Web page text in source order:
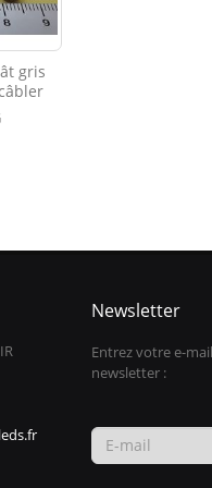
gris
Newsletter
Entrez votre e-
newsletter :